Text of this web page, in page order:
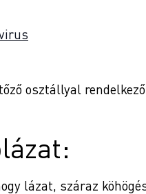
osztállyal rendelkező
lázat, száraz